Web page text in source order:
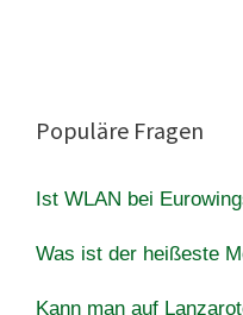
Populäre Fragen
Ist WLAN bei
Was ist der heißeste
Kann man auf